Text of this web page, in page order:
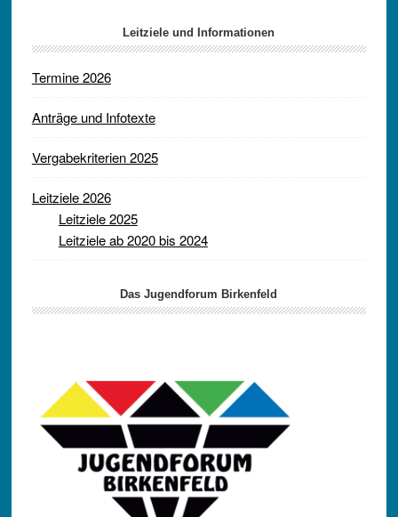
Leitziele und Informationen
Termine 2026
Anträge und Infotexte
Vergabekriterien 2025
Leitziele 2026
Leitziele 2025
Leitziele ab 2020 bis 2024
Das Jugendforum Birkenfeld